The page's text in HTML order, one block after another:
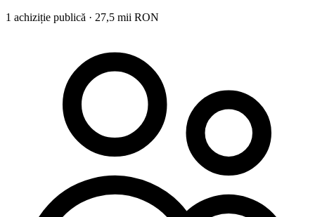
1 achiziție publică · 27,5 mii RON